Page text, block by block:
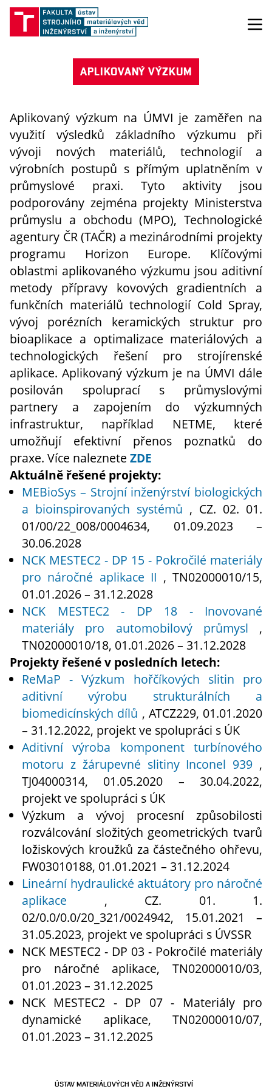
APLIKOVANÝ VÝZKUM
Aplikovaný výzkum na ÚMVI je zaměřen na
využití výsledků základního výzkumu při
vývoji nových materiálů, technologií a
výrobních postupů s přímým uplatněním v
průmyslové praxi. Tyto aktivity jsou
podporovány zejména projekty Ministerstva
průmyslu a obchodu (MPO), Technologické
agentury ČR (TAČR) a mezinárodními projekty
programu Horizon Europe. Klíčovými
oblastmi aplikovaného výzkumu jsou aditivní
metody přípravy kovových gradientních a
funkčních materiálů technologií Cold Spray,
vývoj porézních keramických struktur pro
bioaplikace a optimalizace materiálových a
technologických řešení pro strojírenské
aplikace. Aplikovaný výzkum je na ÚMVI dále
posilován spoluprací s průmyslovými
partnery a zapojením do výzkumných
infrastruktur, například NETME, které
umožňují efektivní přenos poznatků do
praxe. Více naleznete ZDE
Aktuálně řešené projekty:
MEBioSys – Strojní inženýrství biologických
a bioinspirovaných systémů , CZ. 02. 01.
01/00/22_008/0004634, 01.09.2023 –
30.06.2028
NCK MESTEC2 - DP 15 - Pokročilé materiály
pro náročné aplikace II , TN02000010/15,
01.01.2026 – 31.12.2028
NCK MESTEC2 - DP 18 - Inovované
materiály pro automobilový průmysl
,
TN02000010/18, 01.01.2026 – 31.12.2028
Projekty řešené v posledních letech:
ReMaP - Výzkum hořčíkových slitin pro
aditivní výrobu strukturálních a
biomedicínských dílů , ATCZ229, 01.01.2020
– 31.12.2022, projekt ve spolupráci s ÚK
Aditivní výroba komponent turbínového
motoru z žárupevné slitiny Inconel 939 ,
TJ04000314, 01.05.2020 – 30.04.2022,
projekt ve spolupráci s ÚK
Výzkum a vývoj procesní způsobilosti
rozválcování složitých geometrických tvarů
ložiskových kroužků za částečného ohřevu,
FW03010188, 01.01.2021 – 31.12.2024
Lineární hydraulické aktuátory pro náročné
aplikace
, CZ. 01. 1.
02/0.0/0.0/20_321/0024942, 15.01.2021 –
31.05.2023, projekt ve spolupráci s ÚVSSR
NCK MESTEC2 - DP 03 - Pokročilé materiály
pro náročné aplikace, TN02000010/03,
01.01.2023 – 31.12.2025
NCK MESTEC2 - DP 07 - Materiály pro
dynamické aplikace, TN02000010/07,
01.01.2023 – 31.12.2025
ÚSTAV MATERIÁLOVÝCH VĚD A INŽENÝRSTVÍ